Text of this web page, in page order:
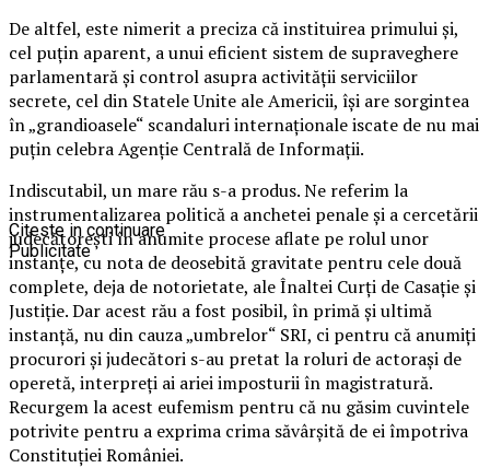
De altfel, este nimerit a preciza că instituirea primului și,
cel puțin aparent, a unui eficient sistem de supraveghere
parlamentară și control asupra activității serviciilor
secrete, cel din Statele Unite ale Americii, își are sorgintea
în „grandioasele“ scandaluri internaționale iscate de nu mai
puțin celebra Agenție Centrală de Informații.
Indiscutabil, un mare rău s-a produs. Ne referim la
instrumentalizarea politică a anchetei penale și a cercetării
judecătorești în anumite procese aflate pe rolul unor
instanțe, cu nota de deosebită gravitate pentru cele două
complete, deja de notorietate, ale Înaltei Curți de Casație și
Justiție. Dar acest rău a fost posibil, în primă și ultimă
instanță, nu din cauza „umbrelor“ SRI, ci pentru că anumiți
procurori și judecători s-au pretat la roluri de actorași de
operetă, interpreți ai ariei imposturii în magistratură.
Recurgem la acest eufemism pentru că nu găsim cuvintele
potrivite pentru a exprima crima săvârșită de ei împotriva
Constituției României.
Citeste in continuare
Publicitate